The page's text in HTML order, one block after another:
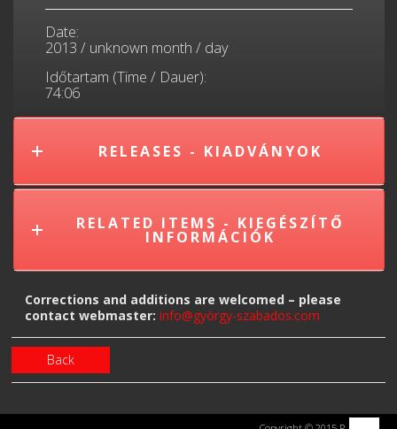
Date:
2013 / unknown month / day
Időtartam (Time / Dauer):
74:06
RELEASES - KIADVÁNYOK
RELATED ITEMS - KIEGÉSZÍTŐ
INFORMÁCIÓK
Corrections and additions are welcomed – please
contact webmaster: info@györgy-szabados.com
Back